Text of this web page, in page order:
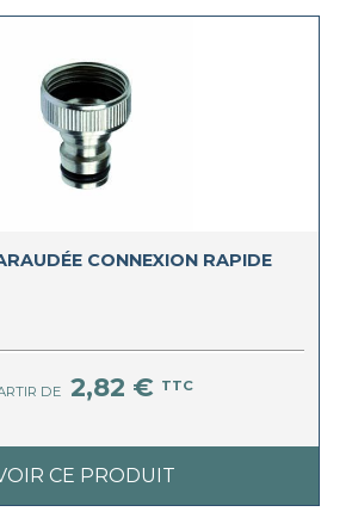
CONNEXION RAPIDE
DE 2,82 € TTC
CE PRODUIT